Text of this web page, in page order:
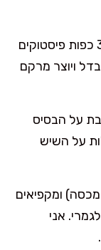
: מקפלים פנימה 2–3 כפות פיסטוקים
ויוצר מרקם
על הבסיס
על השיש
מכסה) ומקפיאים
לגמרי. אני